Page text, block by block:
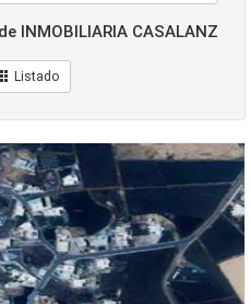
INMOBILIARIA CASALANZ